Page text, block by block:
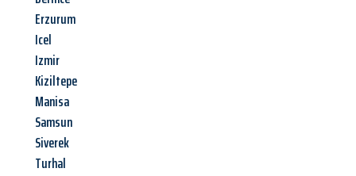
Erzurum
Icel
Izmir
Kiziltepe
Manisa
Samsun
Siverek
Turhal